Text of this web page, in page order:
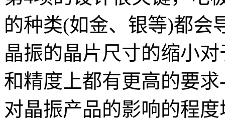
的种类(如金、银等)都会
晶振的晶片尺寸的缩小
和精度上都有更高的要
对晶振产品的影响的程